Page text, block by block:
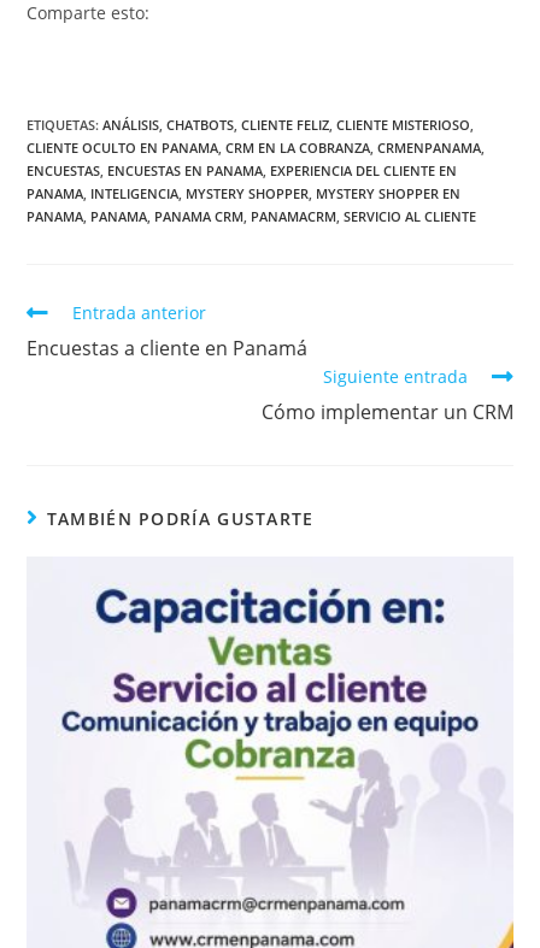
Comparte esto:
ETIQUETAS:ANÁLISIS, CHATBOTS, CLIENTE FELIZ, CLIENTE MISTERIOSO,
CLIENTE OCULTO EN PANAMA, CRM EN LA COBRANZA, CRMENPANAMA,
ENCUESTAS, ENCUESTAS EN PANAMA, EXPERIENCIA DEL CLIENTE EN
PANAMA, INTELIGENCIA, MYSTERY SHOPPER, MYSTERY SHOPPER EN
PANAMA, PANAMA, PANAMA CRM, PANAMACRM, SERVICIO AL CLIENTE
Entrada anterior
Encuestas a cliente en Panamá
Siguiente entrada
Cómo implementar un CRM
TAMBIÉN PODRÍA GUSTARTE